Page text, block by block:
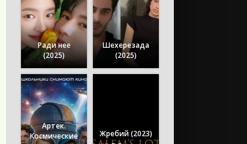
Ради нее
(2025)
Шехерезада
(2025)
Артек.
Космические
Жребий (2023)